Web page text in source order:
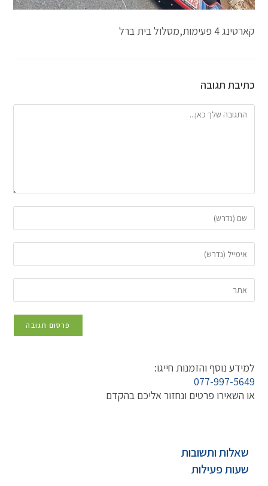
קארטינג 4 פעימות,מסלול בית ברל
כתיבת תגובה
למידע נוסף והזמנות חייגו:
077-997-5649‏
או השאירו פרטים ונחזור אליכם בהקדם
שאלות ותשובות
שעות פעילות